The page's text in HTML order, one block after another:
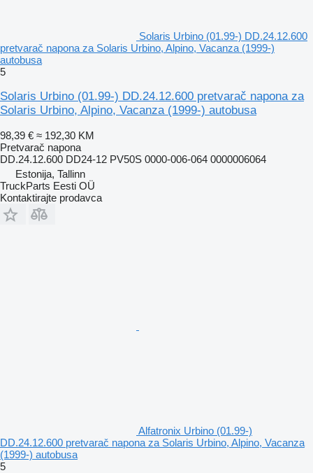
Solaris Urbino (01.99-) DD.24.12.600
pretvarač napona za Solaris Urbino, Alpino, Vacanza (1999-)
autobusa
5
Solaris Urbino (01.99-) DD.24.12.600 pretvarač napona za
Solaris Urbino, Alpino, Vacanza (1999-) autobusa
98,39 € ≈ 192,30 KM
Pretvarač napona
DD.24.12.600 DD24-12 PV50S 0000-006-064 0000006064
Estonija, Tallinn
TruckParts Eesti OÜ
Kontaktirajte prodavca
Alfatronix Urbino (01.99-)
DD.24.12.600 pretvarač napona za Solaris Urbino, Alpino, Vacanza
(1999-) autobusa
5